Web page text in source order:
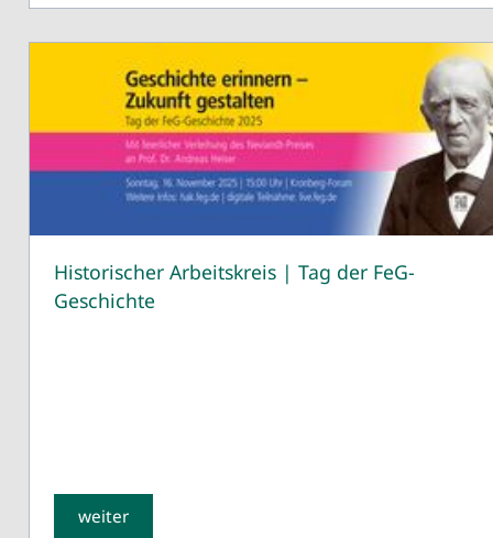
Historischer Arbeitskreis | Tag der FeG-
Geschichte
weiter